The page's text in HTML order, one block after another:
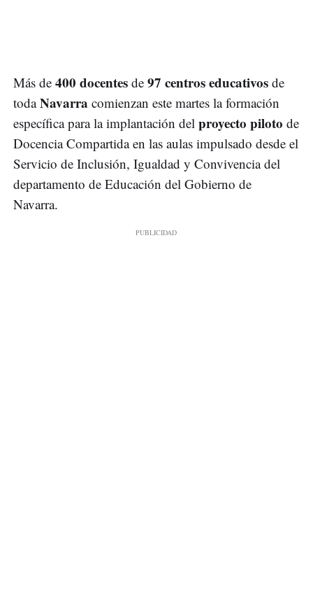
Más de 400 docentes de 97 centros educativos de
todaNavarra comienzan este martes la formación
específica para la implantación del proyecto piloto de
Docencia Compartida en las aulas impulsado desde el
Servicio de Inclusión, Igualdad y Convivencia del
departamento de Educación del Gobierno de
Navarra.